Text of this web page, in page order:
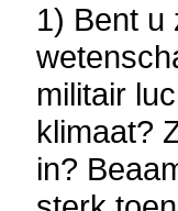
1) Bent u
militair
klimaat?
in?